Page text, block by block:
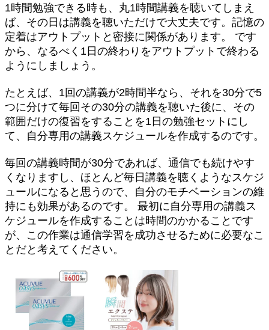
1時間勉強できる時も、丸1時間講義を聴いてしまえ
ば、その日は講義を聴いただけで大丈夫です。記憶の
定着はアウトプットと密接に関係があります。 です
から、なるべく1日の終わりをアウトプットで終わる
ようにしましょう。
たとえば、1回の講義が2時間半なら、それを30分で5
つに分けて毎回その30分の講義を聴いた後に、その
範囲だけの復習をすることを1日の勉強セットにし
て、自分専用の講義スケジュールを作成するのです。
毎回の講義時間が30分であれば、通信でも続けやす
くなりますし、ほとんど毎日講義を聴くようなスケジ
ュールになると思うので、自分のモチベーションの維
持にも効果があるのです。 最初に自分専用の講義ス
ケジュールを作成することは時間のかかることです
が、この作業は通信学習を成功させるために必要なこ
とだと考えてください。